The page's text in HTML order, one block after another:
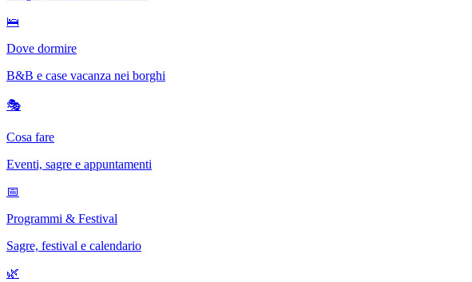
🛌
Dove dormire
B&B e case vacanza nei borghi
🎭
Cosa fare
Eventi, sagre e appuntamenti
📅
Programmi & Festival
Sagre, festival e calendario
🌿